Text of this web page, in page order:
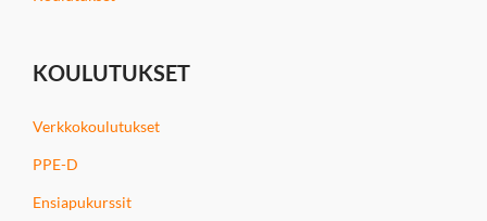
KOULUTUKSET
Verkkokoulutukset
PPE-D
Ensiapukurssit